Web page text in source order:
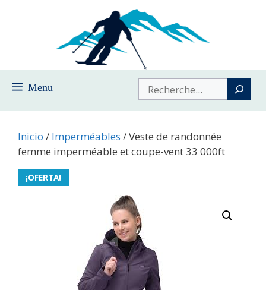
Menu Buscar
Inicio / Imperméables / Veste de randonnée
femme imperméable et coupe-vent 33 000ft
¡OFERTA!